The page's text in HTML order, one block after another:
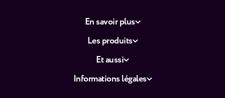
En savoir plus
Les produits
Et aussi
Informations légales